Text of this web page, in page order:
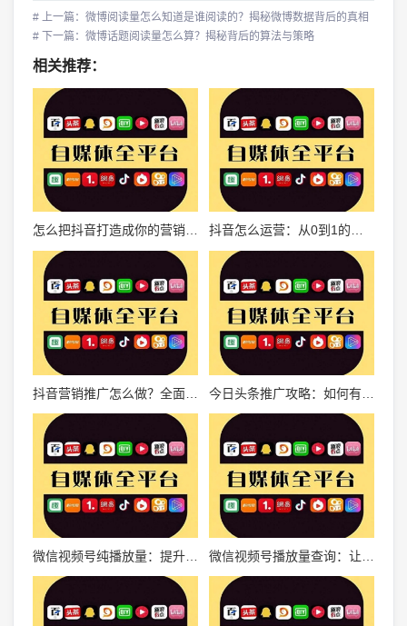
# 上一篇：微博阅读量怎么知道是谁阅读的？揭秘微博数据背后的真相
# 下一篇：微博话题阅读量怎么算？揭秘背后的算法与策略
相关推荐：
怎么把抖音打造成你的营销利器？解锁抖音变现的终极指南 抖音怎么运营：从0到1的全方位攻略
抖音营销推广怎么做？全面指南带你玩转短视频营销 今日头条推广攻略：如何有效引爆品牌曝光？
微信视频号纯播放量：提升品牌曝光与用户增长的秘诀